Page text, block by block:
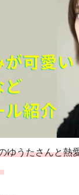
ゆうたさんと熱